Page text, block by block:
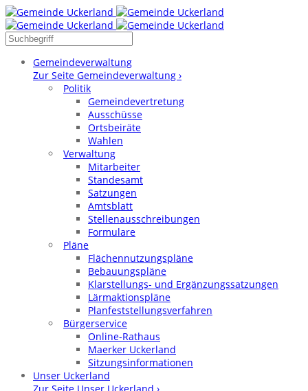
Gemeindeverwaltung
Zur Seite Gemeindeverwaltung ›
Politik
Gemeindevertretung
Ausschüsse
Ortsbeiräte
Wahlen
Verwaltung
Mitarbeiter
Standesamt
Satzungen
Amtsblatt
Stellenausschreibungen
Formulare
Pläne
Flächennutzungspläne
Bebauungspläne
Klarstellungs- und Ergänzungssatzungen
Lärmaktionspläne
Planfeststellungsverfahren
Bürgerservice
Online-Rathaus
Maerker Uckerland
Sitzungsinformationen
Unser Uckerland